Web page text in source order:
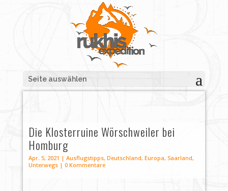
Seite auswählen
Die Klosterruine Wörschweiler bei
Homburg
Apr. 5, 2021 | Ausflugstipps, Deutschland, Europa, Saarland,
Unterwegs| 0 Kommentare